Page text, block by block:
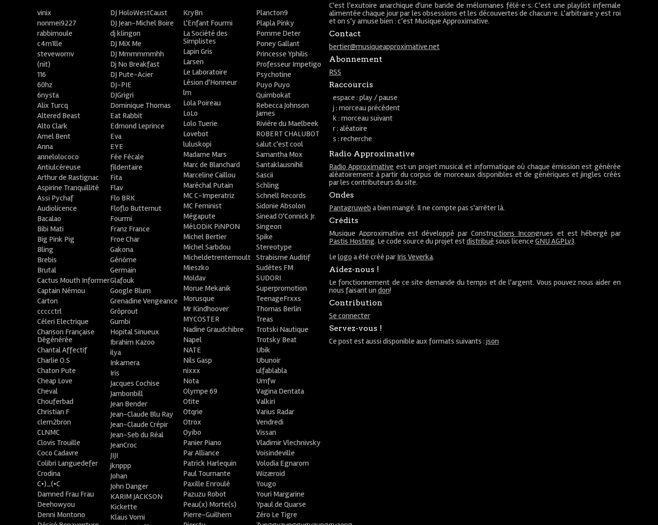
C'est l'exutoire anarchique d'une bande de mélomanes fêlé⋅e⋅s. C’est une playlist infernale
alimentée chaque jour par les obsessions et les découvertes de chacun⋅e. L’arbitraire y est roi
et on s’y amuse bien : c’est Musique Approximative.
Contact
bertier@musiqueapproximative.net
Abonnement
RSS
Raccourcis
espace : play / pause
j : morceau précédent
k : morceau suivant
r : aléatoire
s : recherche
Radio Approximative
Radio Approximative est un projet musical et informatique où chaque émission est générée
aléatoirement à partir du corpus de morceaux disponibles et de génériques et jingles créés
par les contributeurs du site.
Ondes
Pantagruweb a bien mangé. Il ne compte pas s'arrêter là.
Crédits
Musique Approximative est développé parConstructions Incongrues et est hébergé par
Pastis Hosting. Le code source du projet estdistribué sous licence GNU AGPLv3.
Le logo a été créé par Iris Veverka.
Aidez-nous !
Le fonctionnement de ce site demande du temps et de l'argent. Vous pouvez nous aider en
nous faisant undon!
Contribution
Se connecter
Servez-vous !
Ce post est aussi disponible aux formats suivants : json
vinix
nonmei9227
rabbimoule
c4m1lle
stevewornv
(nit)
116
60hz
6nysta
Alix Turcq
Altered Beast
Alto Clark
Amel Bent
Anna
annelolococo
Antiulcéreuse
Arthur de Rastignac
Aspirine Tranquillité
Assi Pychaf
Audiolicence
Bacalao
Bibi Mati
Big Pink Pig
Bling
Brebis
Brutal
Cactus Mouth Informer
Captain Némou
Carton
ccccctrl
Céleri Electrique
Chanson Française
Dégénérée
Chantal Affectif
Charlie O.S
Chaton Pute
Cheap Love
Cheval
Chouferbad
Christian F
clem2bron
CLNMC
Clovis Trouille
Coco Cadavre
Colibri Languedefer
Crodina
C•)_(•C
Damned Frau Frau
Deehowyou
Denni Montono
DJ HoloWestCaust
DJ Jean-Michel Boire
dj klingon
DJ MiX Me
DJ Mmmmmmhh
Dj No Breakfast
DJ Pute-Acier
DJ-PIE
DJGrigri
Dominique Thomas
Eat Rabbit
Edmond Leprince
Eva
EYE
Fée Fécale
fildentaire
Fita
Flav
Flo BRK
Floflo Butternut
Fourmi
Franz France
Froe Char
Gakona
Génôme
Germain
Glafouk
Google Blum
Grenadine Vengeance
Grôprout
Gumbi
Hopital Sinueux
Ibrahim Kazoo
ilya
Inkamera
Iris
Jacques Cochise
Jambonbill
Jean Bender
Jean-Claude Blu Ray
Jean-Claude Crépir
Jean-Seb du Réal
JeanCroc
JIJI
jknppp
Johan
John Danger
KARIM JACKSON
Kickette
Klaus Vomi
KryBn
L'Enfant Fourmi
La Société des
Simplistes
Lapin Gris
Larsen
Le Laboratoire
Lésion d'Honneur
lm
Lola Poireau
LoLo
Lolo Tuerie
Lovebot
luluskopi
Madame Mars
Marc de Blanchard
Marceline Caillou
Maréchal Putain
MC C-Imperatriz
MC Feminist
Mégapute
MéLODiK PiNPON
Michel Bertier
Michel Sarbdou
Micheldetrentemoult
Mieszko
Moldav
Morue Mekanik
Morusque
Mr Kindhoover
MYCOSTER
Nadine Graudchibre
Napel
NATE
Nils Gasp
nixxx
Nota
Olympe 69
Otite
Otqrie
Otrox
Oyibo
Panier Piano
Par Alliance
Patrick Harlequin
Paul Tournante
Paxille Enroulé
Pazuzu Robot
Peau(x) Morte(s)
Pierre-Guilhem
Plancton9
Plapla Pinky
Pomme Deter
Poney Gallant
Princesse Yphilis
Professeur Impetigo
Psychotine
Puyo Puyo
Quimbokat
Rebecca Johnson
James
Rivière du Maelbeek
ROBERT CHALUBOT
salut c'est cool
Samantha Mox
Santaklausnihil
Sascii
Schling
Schnell Records
Sidonie Absolon
Sinead O'Connick Jr.
Singeon
Spike
Stereotype
Strabisme Auditif
Sudètes FM
SUDORI
Superpromotion
TeenageFrxxs
Thomas Berlin
Treas
Trotski Nautique
Trotsky Beat
Ubik
Ubunoir
ulfablabla
Umfw
Vagina Dentata
Valkiri
Varius Radar
Vendredi
Vissan
Vladimir Vlechnivsky
Voisindeville
Volodia Egnarom
Wizæroid
Yougo
Youri Margarine
Ypaul de Quarse
Zéro Le Tigre